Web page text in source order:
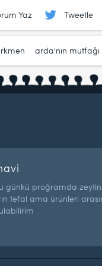
Yaz Tweetle
arda'nın mutfağı
günkü proğramda zeytin
tefal ama ürünleri